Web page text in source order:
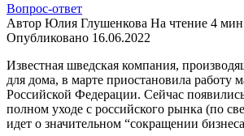
Вопрос-ответ
Автор Юлия Глушенкова На чтение 4 мин
Опубликовано 16.06.2022
Известная шведская компания,
для дома, в марте приостановила работу
Российской Федерации. Сейчас
полном уходе с российского рынка (по
идет о значительном “сокращении